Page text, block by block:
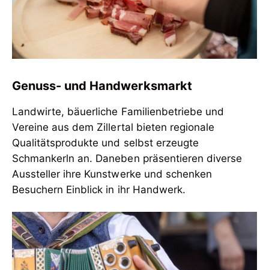
Genuss- und Handwerksmarkt
Landwirte, bäuerliche Familienbetriebe und
Vereine aus dem Zillertal bieten regionale
Qualitätsprodukte und selbst erzeugte
Schmankerln an. Daneben präsentieren diverse
Aussteller ihre Kunstwerke und schenken
Besuchern Einblick in ihr Handwerk.